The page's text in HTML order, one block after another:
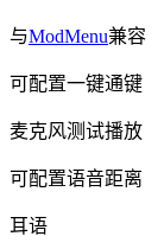
与ModMenu兼容
可配置一键通键
麦克风测试播放
可配置语音距离
耳语